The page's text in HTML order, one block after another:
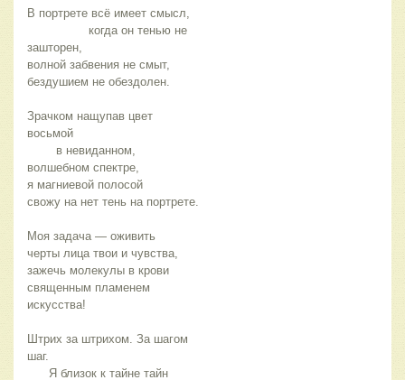
В портрете всё имеет смысл,
зашторен,
волной забвения не смыт,
бездушием не обездолен.
Зрачком нащупав цвет
восьмой
волшебном спектре,
я магниевой полосой
свожу на нет тень на портрете.
Моя задача — оживить
черты лица твои и чувства,
зажечь молекулы в крови
священным пламенем
искусства!
Штрих за штрихом. За шагом
шаг.